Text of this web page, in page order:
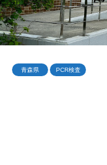
青森県 PCR検査